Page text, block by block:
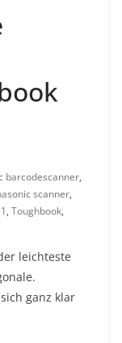
barcodescanner,
scanner,
, Toughbook,
leichteste
ganz klar